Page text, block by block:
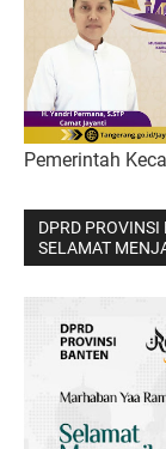
Pemerintah
DPRD
SELAMAT